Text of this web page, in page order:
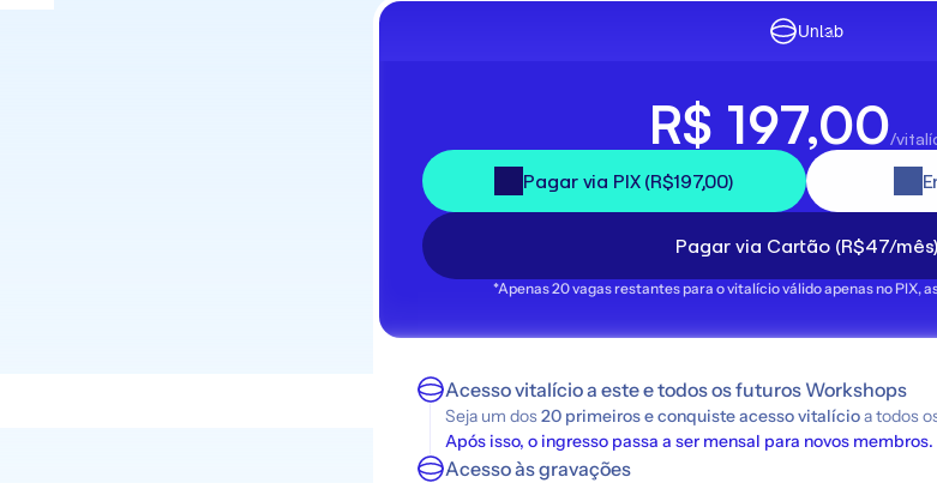
Unlab
R$ 197,00/
Pagar via PIX (R$197,00)
Pagar via Cartão (R$47/mês)
*Apenas 20 vagas restantes para o vitalício válido apenas no PIX,
Acesso vitalício a este e todos os futuros Workshops
Seja um dos 20 primeiros e conquiste acesso vitalício
Após isso, o ingresso passa a ser mensal para novos membros.
Acesso às gravações